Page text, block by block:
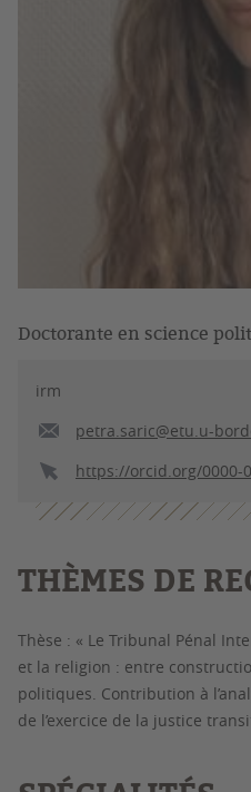
Doctorante en science
irm
petra.saric@etu.u-
https://orcid.org/0000-
THÈMES DE
Thèse : « Le Tribunal Pénal
et la religion : entre
politiques. Contribution à
de l’exercice de la justice